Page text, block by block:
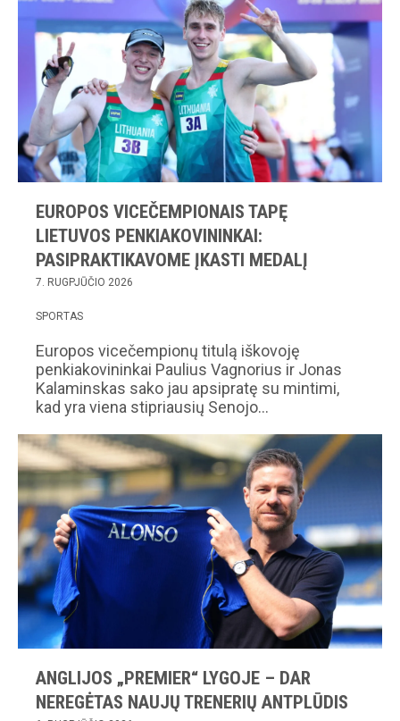
EUROPOS VICEČEMPIONAIS TAPĘ
LIETUVOS PENKIAKOVININKAI:
PASIPRAKTIKAVOME ĮKASTI MEDALĮ
7. RUGPJŪČIO 2026
SPORTAS
Europos vicečempionų titulą iškovoję
penkiakovininkai Paulius Vagnorius ir Jonas
Kalaminskas sako jau apsipratę su mintimi,
kad yra viena stipriausių Senojo…
ANGLIJOS „PREMIER“ LYGOJE – DAR
NEREGĖTAS NAUJŲ TRENERIŲ ANTPLŪDIS